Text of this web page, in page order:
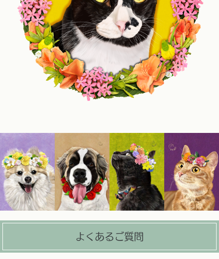
よくあるご質問